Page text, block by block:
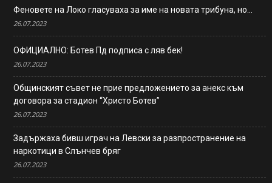
Феновете на Локо гласуваха за име на новата трибуна, но…
26.07.2023
ОФИЦИАЛНО: Ботев Пд подписа с ляв бек!
26.07.2023
Общинският съвет не прие предложението за анекс към
договора за стадион “Христо Ботев”
26.07.2023
Задържаха бивш играч на Левски за разпространение на
наркотици в Слънчев бряг
26.07.2023